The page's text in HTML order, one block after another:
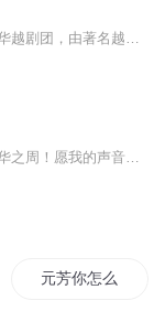
元芳你怎么看